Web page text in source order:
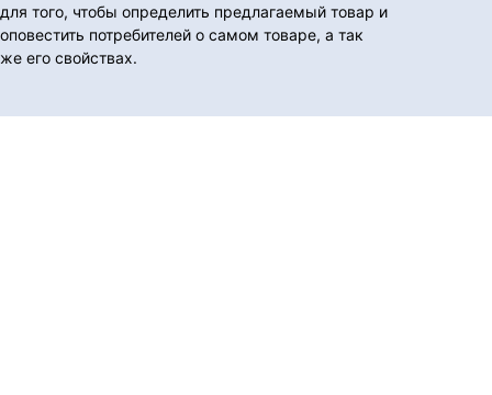
для того, чтобы определить предлагаемый товар и
оповестить потребителей о самом товаре, а так
же его свойствах.